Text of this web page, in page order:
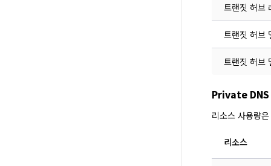
트랜짓 허브
트랜짓 허브
트랜짓 허브
Private DNS
리소스 사용량
리소스